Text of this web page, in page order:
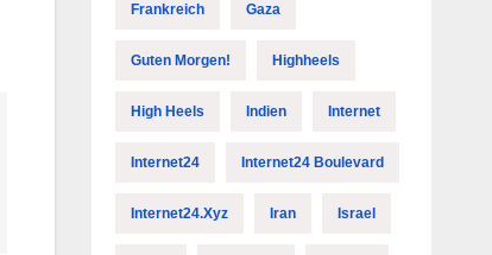
Frankreich Gaza
Guten Morgen! Highheels
High Heels Indien Internet
Internet24 Internet24 Boulevard
Internet24.xyz Iran Israel